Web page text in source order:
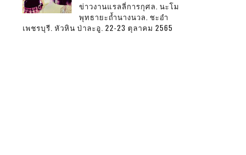
ข่าวงานแรลลี่การกุศล. นะโม
พุทธายะถ้ำนางนวล. ชะอำ
เพชรบุรี. หัวหิน ป่าละอู. 22-23 ตุลาคม 2565